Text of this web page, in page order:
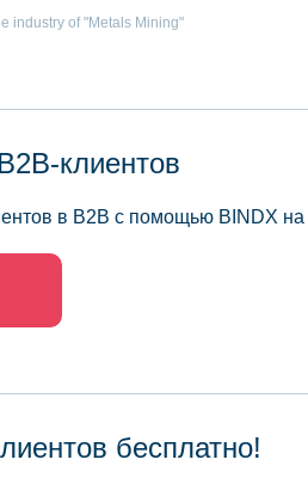
industry of "Metals Mining"
клиентов
в B2B с помощью BINDX
бесплатно!